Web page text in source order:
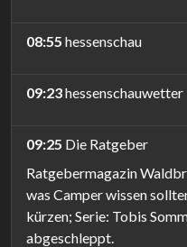
08:55 hessenschau
09:23hessenschauwetter
09:25 Die Ratgeber
Ratgebermagazin
was Camper wissen
kürzen; Serie: Tobis
abgeschleppt.